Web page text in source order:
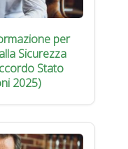
per
Sicurezza
Stato
2025)